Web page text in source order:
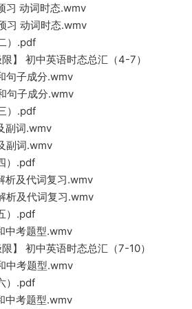
动词时态.wmv
动词时态.wmv
）.pdf
】 初中英语时态总汇（4-7）
句子成分.wmv
句子成分.wmv
）.pdf
副词.wmv
副词.wmv
）.pdf
及代词复习.wmv
及代词复习.wmv
）.pdf
考题型.wmv
】 初中英语时态总汇（7-10）
中考题型.wmv
）.pdf
考题型.wmv